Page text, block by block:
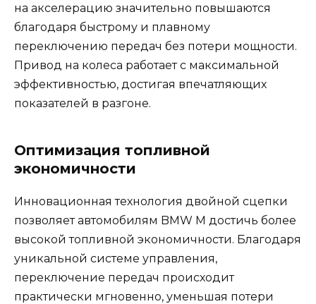
на акселерацию значительно повышаются
благодаря быстрому и плавному
переключению передач без потери мощности.
Привод на колеса работает с максимальной
эффективностью, достигая впечатляющих
показателей в разгоне.
Оптимизация топливной
экономичности
Инновационная технология двойной сцепки
позволяет автомобилям BMW M достичь более
высокой топливной экономичности. Благодаря
уникальной системе управления,
переключение передач происходит
практически мгновенно, уменьшая потери